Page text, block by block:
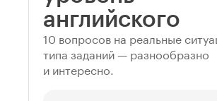
английского
10 вопросов на реальные
типа заданий — разнообразно
и интересно.